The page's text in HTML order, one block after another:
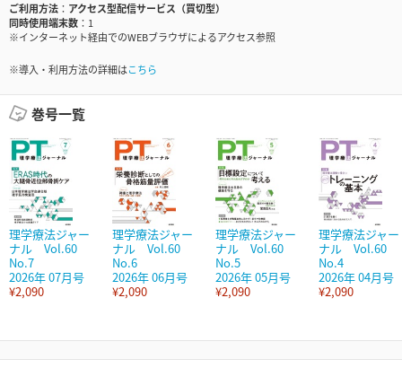
ご利用方法
アクセス型配信サービス（買切型）
同時使用端末数
1
※インターネット経由でのWEBブラウザによるアクセス参照
※導入・利用方法の詳細はこちら
巻号一覧
理学療法ジャー
ナル Vol.60
No.7
2026年 07月号
¥2,090
理学療法ジャー
ナル Vol.60
No.6
2026年 06月号
¥2,090
理学療法ジャー
ナル Vol.60
No.5
2026年 05月号
¥2,090
理学療法ジャー
ナル Vol.60
No.4
2026年 04月号
¥2,090